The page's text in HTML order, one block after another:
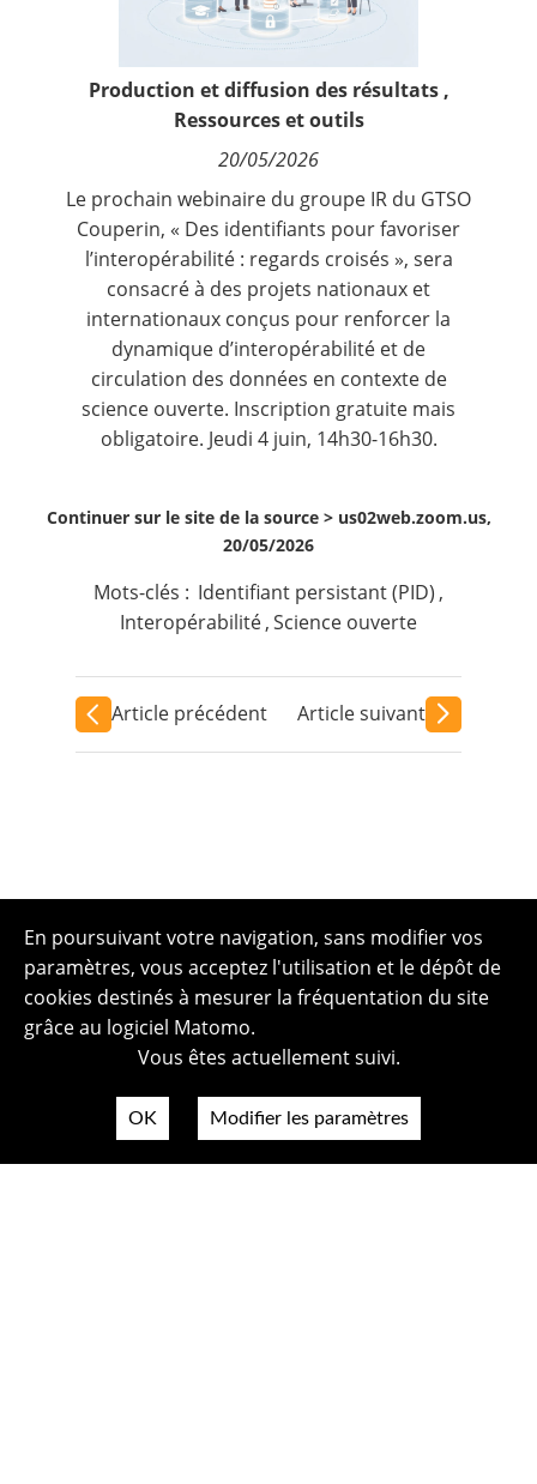
Production et diffusion des résultats,
Ressources et outils
20/05/2026
Le prochain webinaire du groupe IR du GTSO
Couperin, « Des identifiants pour favoriser
l’interopérabilité : regards croisés », sera
consacré à des projets nationaux et
internationaux conçus pour renforcer la
dynamique d’interopérabilité et de
circulation des données en contexte de
science ouverte. Inscription gratuite mais
obligatoire. Jeudi 4 juin, 14h30-16h30.
Continuer sur le site de la source > us02web.zoom.us,
20/05/2026
Mots-clés : Identifiant persistant (PID) ,
Interopérabilité,Science ouverte
Article précédent Article suivant
En poursuivant votre navigation, sans modifier vos
paramètres, vous acceptez l'utilisation et le dépôt de
cookies destinés à mesurer la fréquentation du site
grâce au logiciel Matomo.
Vous êtes actuellement suivi.
OK Modifier les paramètres